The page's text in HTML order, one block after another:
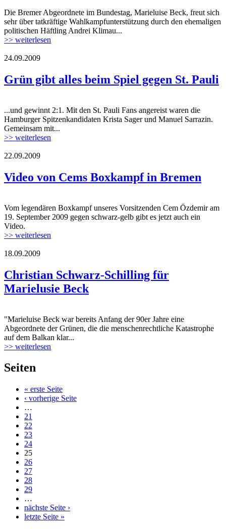
Die Bremer Abgeordnete im Bundestag, Marieluise Beck, freut sich
sehr über tatkräftige Wahlkampfunterstützung durch den ehemaligen
politischen Häftling Andrei Klimau...
>> weiterlesen
24.09.2009
Grün gibt alles beim Spiel gegen St. Pauli
...und gewinnt 2:1. Mit den St. Pauli Fans angereist waren die
Hamburger Spitzenkandidaten Krista Sager und Manuel Sarrazin.
Gemeinsam mit...
>> weiterlesen
22.09.2009
Video von Cems Boxkampf in Bremen
Vom legendären Boxkampf unseres Vorsitzenden Cem Özdemir am
19. September 2009 gegen schwarz-gelb gibt es jetzt auch ein
Video.
>> weiterlesen
18.09.2009
Christian Schwarz-Schilling für
Marielusie Beck
"Marieluise Beck war bereits Anfang der 90er Jahre eine
Abgeordnete der Grünen, die die menschenrechtliche Katastrophe
auf dem Balkan klar...
>> weiterlesen
Seiten
« erste Seite
‹ vorherige Seite
…
21
22
23
24
25
26
27
28
29
…
nächste Seite ›
letzte Seite »